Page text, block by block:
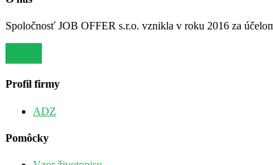
Spoločnosť JOB OFFER s.r.o. vznikla v roku 2016 za
Profil firmy
ADZ
Pomôcky